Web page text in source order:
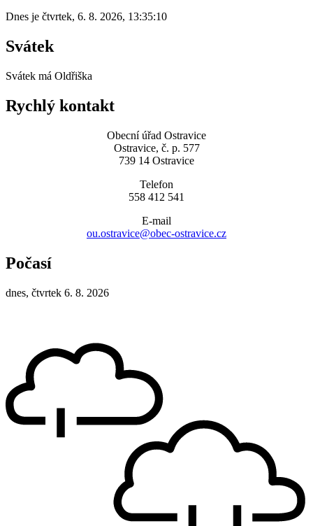
Dnes je čtvrtek, 6. 8. 2026, 13:35:10
Svátek
Svátek má Oldřiška
Rychlý kontakt
Obecní úřad Ostravice
Ostravice, č. p. 577
739 14 Ostravice
Telefon
558 412 541
E-mail
ou.ostravice@obec-ostravice.cz
Počasí
dnes, čtvrtek 6. 8. 2026